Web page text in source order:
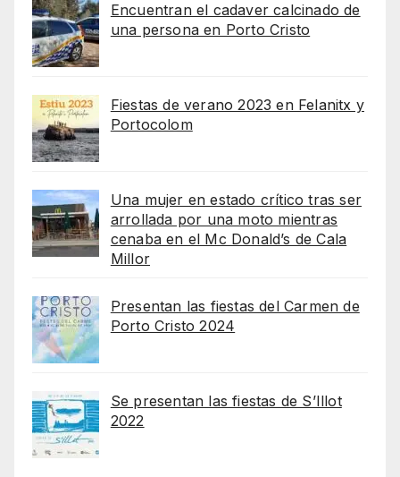
Encuentran el cadaver calcinado de
una persona en Porto Cristo
Fiestas de verano 2023 en Felanitx y
Portocolom
Una mujer en estado crítico tras ser
arrollada por una moto mientras
cenaba en el Mc Donald’s de Cala
Millor
Presentan las fiestas del Carmen de
Porto Cristo 2024
Se presentan las fiestas de S’Illot
2022